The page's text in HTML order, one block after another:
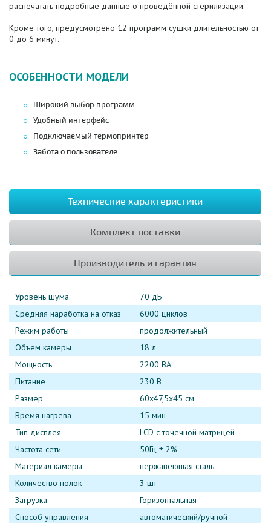
распечатать подробные данные о проведённой стерилизации.
Кроме того, предусмотрено 12 программ сушки длительностью от
0 до 6 минут.
ОСОБЕННОСТИ МОДЕЛИ
Широкий выбор программ
Удобный интерфейс
Подключаемый термопринтер
Забота о пользователе
Технические характеристики
Комплект поставки
Производитель и гарантия
Уровень шума
70 дБ
Средняя наработка на отказ
6000 циклов
Режим работы
продолжительный
Объем камеры
18 л
Мощность
2200 ВА
Питание
230 В
Размер
60х47,5х45 см
Время нагрева
15 мин
Тип дисплея
LCD с точечной матрицей
Частота сети
50Гц ± 2%
Материал камеры
нержавеющая сталь
Количество полок
3 шт
Загрузка
Горизонтальная
Способ управления
автоматический/ручной